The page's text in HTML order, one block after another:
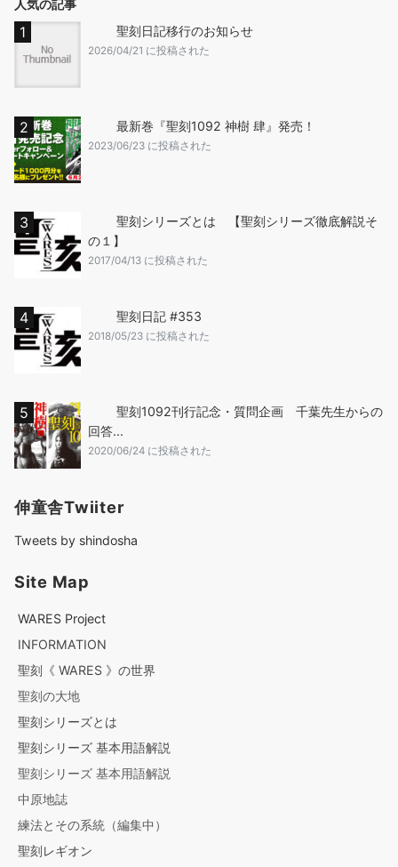
人気の記事
聖刻日記移行のお知らせ
2026/04/21 に投稿された
最新巻『聖刻1092 神樹 肆』発売！
2023/06/23 に投稿された
聖刻シリーズとは 【聖刻シリーズ徹底解説そ
の１】
2017/04/13 に投稿された
聖刻日記 #353
2018/05/23 に投稿された
聖刻1092刊行記念・質問企画 千葉先生からの
回答...
2020/06/24 に投稿された
伸童舎Twiiter
Tweets by shindosha
Site Map
WARES Project
INFORMATION
聖刻《 WARES 》の世界
聖刻の大地
聖刻シリーズとは
聖刻シリーズ 基本用語解説
聖刻シリーズ 基本用語解説
中原地誌
練法とその系統（編集中）
聖刻レギオン